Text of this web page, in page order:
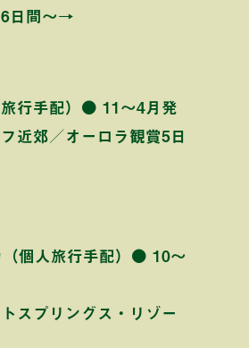
日間〜→
行手配）● 11〜4月発
近郊／オーロラ観賞5日
個人旅行手配）● 10〜
スプリングス・リゾー